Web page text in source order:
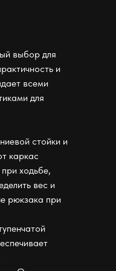
выбор для
и
всеми
для
стойки и
каркас
ходьбе,
вес и
рюкзака при